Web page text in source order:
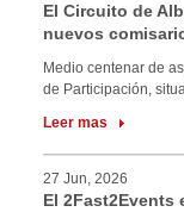
El Circuito de
nuevos
Medio centenar de
de Participación,
Leer mas
27 Jun, 2026
El 2Fast2Events